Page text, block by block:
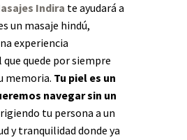
Indira te ayudará a
un masaje hindú,
experiencia
quede por siempre
memoria. Tu piel es un
navegar sin un
tu persona a un
y tranquilidad donde ya